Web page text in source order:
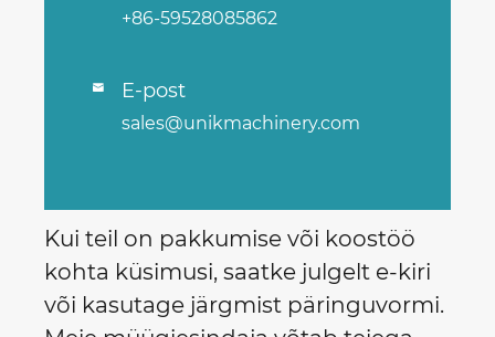
+86-59528085862
 E-post
sales@unikmachinery.com
Kui teil on pakkumise või koostöö
kohta küsimusi, saatke julgelt e-kiri
või kasutage järgmist päringuvormi.